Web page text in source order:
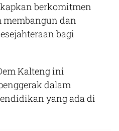
berkomitmen
dan
bagi
Kalteng ini
dalam
yang ada di